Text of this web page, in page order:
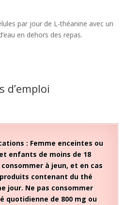
par jour de L-théanine avec un
en dehors des repas.
d’emploi
: Femme enceintes ou
enfants de moins de 18
à jeun, et en cas
contenant du thé
jour. Ne pas consommer
quotidienne de 800 mg ou